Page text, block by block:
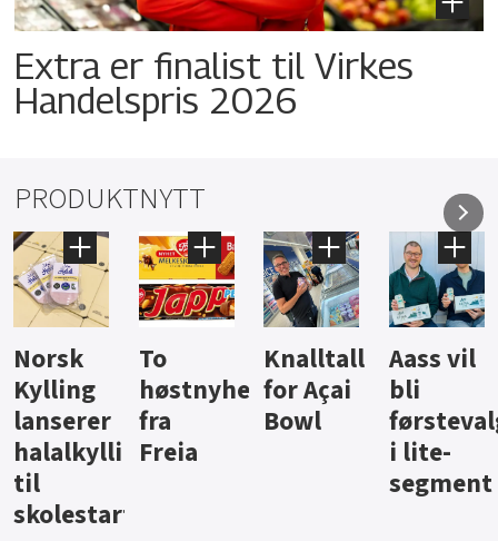
Extra er finalist til Virkes
Handelspris 2026
PRODUKTNYTT
Knalltall
for Açai
Bowl
Aass vil
bli
førstevalg
i lite-
Brus og
jus fra
Berentsen
Hard
iste fra
Hansa